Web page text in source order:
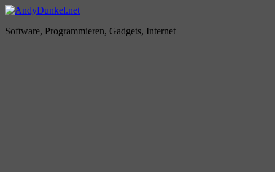
Zum
springen
AndyDunkel.net
Software, Programmieren, Gadgets, Internet